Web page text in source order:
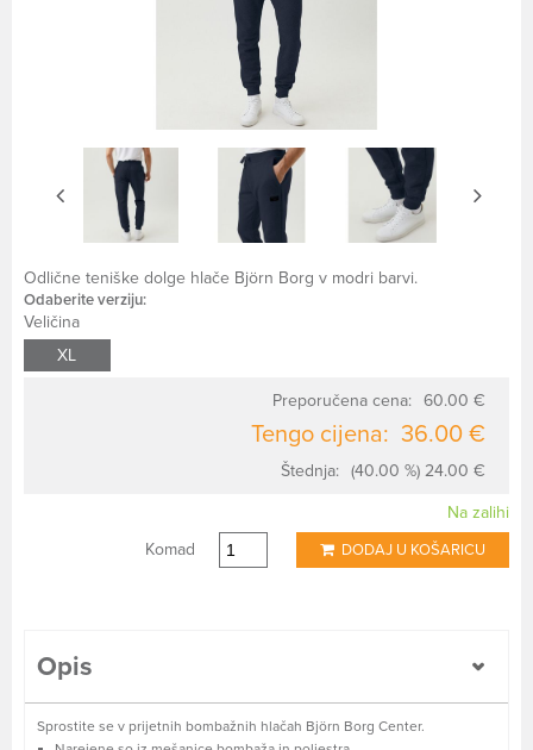
Odlične teniške dolge hlače Björn Borg v modri barvi.
Odaberite verziju:
Veličina
XL
Preporučena cena: 60.00 €
Tengo cijena: 36.00 €
Štednja: (40.00 %) 24.00 €
Na zalihi
Komad
DODAJ U KOŠARICU
Opis
Sprostite se v prijetnih bombažnih hlačah Björn Borg Center.